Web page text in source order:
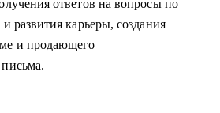
ответов на вопросы по
развития карьеры, создания
и продающего